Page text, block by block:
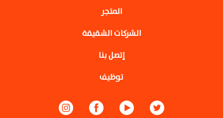
المتجر
الشركات الشقيقة
إتصل بنا
توظيف